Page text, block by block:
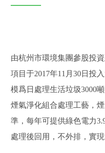
由杭州市環境集團參股投
項目于2017年11月30日投
模爲日處理生活垃圾3000
煙氣淨化組合處理工藝，
準，每年可提供綠色電力
處理後回用，不外排，實現